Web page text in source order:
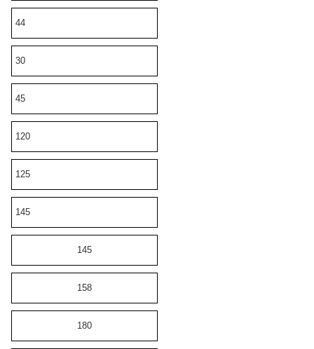
44
30
45
120
125
145
145
158
180